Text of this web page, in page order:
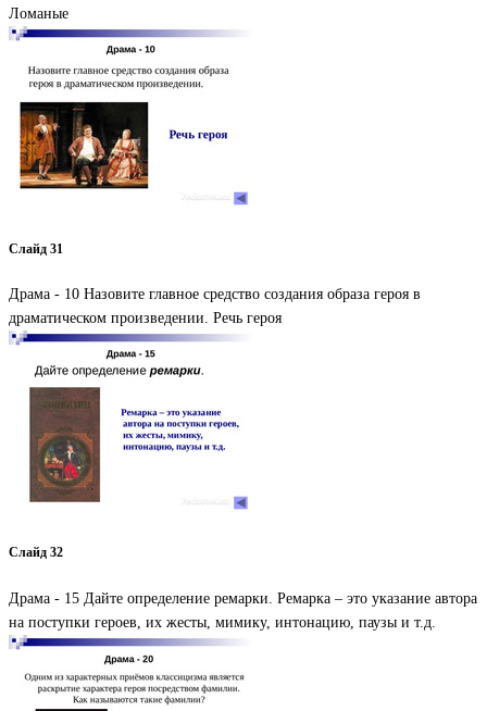
Ломаные
Слайд 31
Драма - 10 Назовите главное средство создания образа героя в
драматическом произведении. Речь героя
Слайд 32
Драма - 15 Дайте определение ремарки. Ремарка – это указание автора
на поступки героев, их жесты, мимику, интонацию, паузы и т.д.